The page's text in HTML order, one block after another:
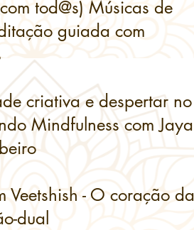
tod@s) Músicas de
guiada com
criativa e despertar no
Mindfulness com Jaya
Veetshish - O coração da
dual